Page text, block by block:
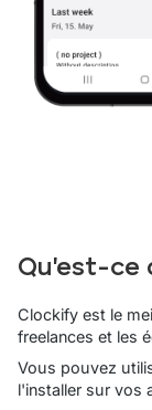
Qu'est-ce
Clockify est le
freelances et les
Vous pouvez
l'installer sur vos